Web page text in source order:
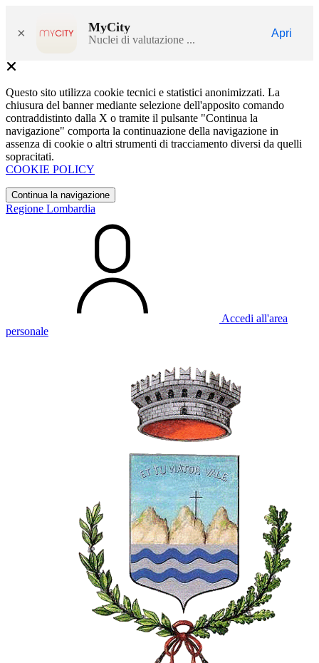
× MyCity
Nuclei di valutazione ...
Apri
Questo sito utilizza cookie tecnici e statistici anonimizzati. La
chiusura del banner mediante selezione dell'apposito comando
contraddistinto dalla X o tramite il pulsante "Continua la
navigazione" comporta la continuazione della navigazione in
assenza di cookie o altri strumenti di tracciamento diversi da quelli
sopracitati.
COOKIE POLICY
Continua la navigazione
Regione Lombardia
Accedi all'area
personale